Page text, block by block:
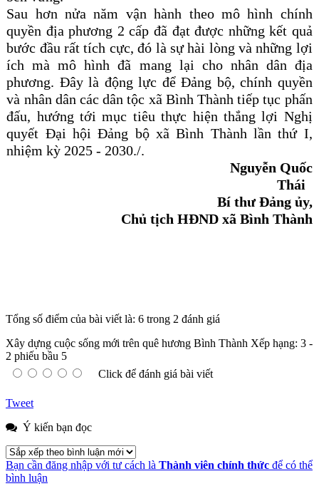
Sau hơn nửa năm vận hành theo mô hình chính
quyền địa phương 2 cấp đã đạt được những kết quả
bước đầu rất tích cực, đó là sự hài lòng và những lợi
ích mà mô hình đã mang lại cho nhân dân địa
phương. Đây là động lực để Đảng bộ, chính quyền
và nhân dân các dân tộc xã Bình Thành tiếp tục phấn
đấu, hướng tới mục tiêu thực hiện thắng lợi Nghị
quyết Đại hội Đảng bộ xã Bình Thành lần thứ I,
nhiệm kỳ 2025 - 2030./.
Nguyễn Quốc
Thái
Bí thư Đảng ủy,
Chủ tịch HĐND xã Bình Thành
Tổng số điểm của bài viết là: 6 trong 2 đánh giá
Xây dựng cuộc sống mới trên quê hương Bình Thành Xếp hạng: 3 -
2 phiếu bầu 5
Click để đánh giá bài viết
Tweet
Ý kiến bạn đọc
Bạn cần đăng nhập với tư cách là Thành viên chính thức để có thể
bình luận